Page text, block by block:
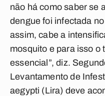
não há como saber se
dengue foi infectada
assim, cabe a
mosquito e para isso o
essencial”, diz.
Levantamento de
aegypti (Lira) deve